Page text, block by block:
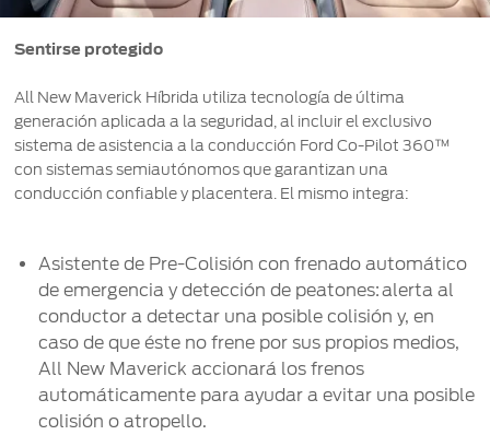
Sentirse protegido
All New Maverick Híbrida utiliza tecnología de última
generación aplicada a la seguridad, al incluir el exclusivo
sistema de asistencia a la conducción Ford Co-Pilot 360™
con sistemas semiautónomos que garantizan una
conducción confiable y placentera. El mismo integra:
Asistente de Pre-Colisión con frenado automático
de emergencia y detección de peatones: alerta al
conductor a detectar una posible colisión y, en
caso de que éste no frene por sus propios medios,
All New Maverick accionará los frenos
automáticamente para ayudar a evitar una posible
colisión o atropello.